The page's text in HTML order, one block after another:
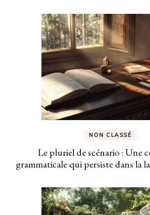
NON CLASSÉ
Le pluriel de scénario : Une
grammaticale qui persiste dans la